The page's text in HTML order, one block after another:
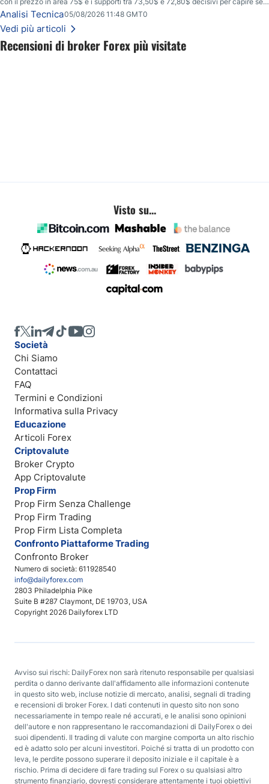
Recensioni di broker Forex più visitate
ribasso potrà estendersi verso quota 70$.
Analisi Tecnica05/08/2026 11:48 GMT0
Vedi più articoli
Visto su...
Numero di società: 611928540
info@dailyforex.com
2803 Philadelphia Pike
Suite B #287 Claymont, DE 19703, USA
Copyright 2026 Dailyforex LTD
Società
Chi Siamo
Contattaci
FAQ
Termini e Condizioni
Informativa sulla Privacy
Educazione
Articoli Forex
Criptovalute
Broker Crypto
App Criptovalute
Prop Firm
Prop Firm Senza Challenge
Prop Firm Trading
Prop Firm Lista Completa
Confronto Piattaforme Trading
Confronto Broker
Avviso sui rischi: DailyForex non sarà ritenuto responsabile per qualsiasi
perdita o danno derivante dall'affidamento alle informazioni contenute
in questo sito web, incluse notizie di mercato, analisi, segnali di trading
e recensioni di broker Forex. I dati contenuti in questo sito non sono
necessariamente in tempo reale né accurati, e le analisi sono opinioni
dell'autore e non rappresentano le raccomandazioni di DailyForex o dei
suoi dipendenti. Il trading di valute con margine comporta un alto rischio
ed è adatto solo per alcuni investitori. Poiché si tratta di un prodotto con
leva, le perdite possono superare il deposito iniziale e il capitale è a
rischio. Prima di decidere di fare trading sul Forex o su qualsiasi altro
strumento finanziario, dovresti considerare attentamente i tuoi obiettivi